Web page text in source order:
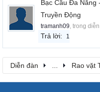
Bạc Cầu Đa Năng
Truyền Động
tramanh09, trong
Trả lời: 1
Diễn đàn ... Rao vặt